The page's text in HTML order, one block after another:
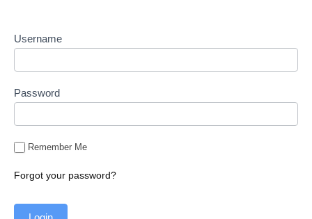
Username
Password
Remember Me
Forgot your password?